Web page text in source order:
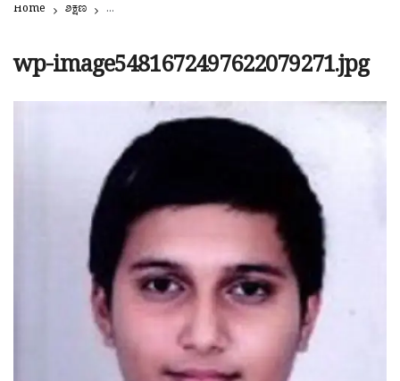
Home ಶಿಕ್ಷಣ ದ್ವಿತೀಯ ಪಿಯು ಫಲಿತಾಂಶ: ಪುತ್ತೂರು ಅಂಬಿಕಾ ವಿದ್ಯಾಲಯಕ್ಕೆ ರಾಜ್ಯದಲ್ಲಿ 6ನೇ
wp-image5481672497622079271.jpg